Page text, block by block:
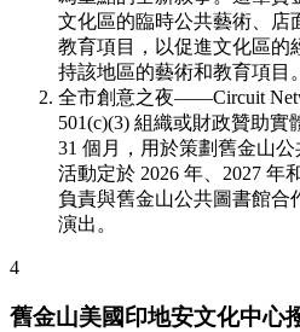
文化區的臨時公共藝術、店
教育項目，以促進文化區的
持該地區的藝術和教育項目。
全市創意之夜——Circuit
501(c)(3) 組織或財政贊助實
31 個月，用於策劃舊金山
活動定於 2026 年、2027 年
負責與舊金山公共圖書館合
演出。
4
舊金山美國印地安文化中心